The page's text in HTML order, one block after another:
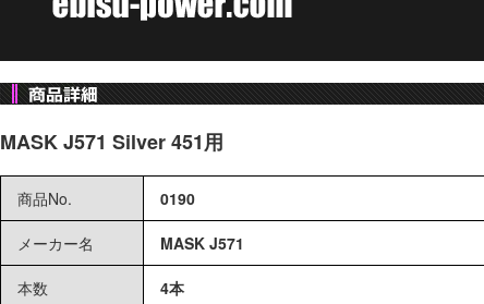
MASK J571 Silver 451用
商品No. 0190
メーカー名 MASK J571
本数 4本